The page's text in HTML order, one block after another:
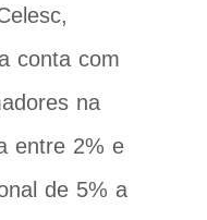
conta com
na
entre 2% e
de 5% a